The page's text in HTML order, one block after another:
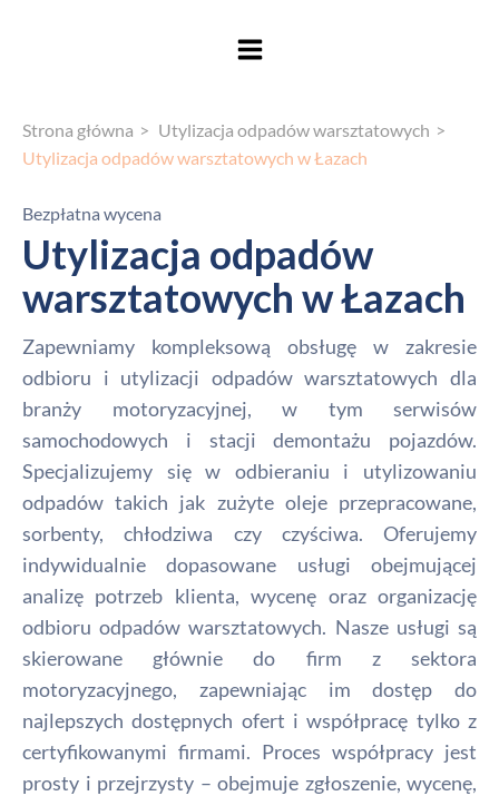
Strona główna
Utylizacja odpadów warsztatowych
Utylizacja odpadów warsztatowych w Łazach
Bezpłatna wycena
Utylizacja odpadów
warsztatowych w Łazach
Zapewniamy kompleksową obsługę w zakresie
odbioru i utylizacji odpadów warsztatowych dla
branży motoryzacyjnej, w tym serwisów
samochodowych i stacji demontażu pojazdów.
Specjalizujemy się w odbieraniu i utylizowaniu
odpadów takich jak zużyte oleje przepracowane,
sorbenty, chłodziwa czy czyściwa. Oferujemy
indywidualnie dopasowane usługi obejmującej
analizę potrzeb klienta, wycenę oraz organizację
odbioru odpadów warsztatowych. Nasze usługi są
skierowane głównie do firm z sektora
motoryzacyjnego, zapewniając im dostęp do
najlepszych dostępnych ofert i współpracę tylko z
certyfikowanymi firmami. Proces współpracy jest
prosty i przejrzysty – obejmuje zgłoszenie, wycenę,